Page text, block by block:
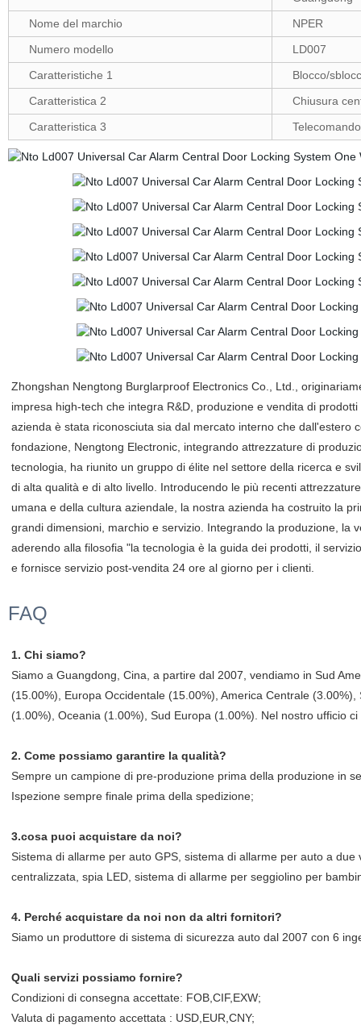
Nome del marchio
NPER
Numero modello
LD007
Caratteristiche 1
Blocco/
Caratteristica 2
Chiusura
Caratteristica 3
Zhongshan Nengtong Burglarproof Electronics Co., Ltd.,
impresa high-tech che integra R&D, produzione e vendita di
azienda è stata riconosciuta sia dal mercato interno che
fondazione, Nengtong Electronic, integrando attrezzature di
tecnologia, ha riunito un gruppo di élite nel settore della ricerca e
di alta qualità e di alto livello. Introducendo le più recenti
umana e della cultura aziendale, la nostra azienda ha costruito la
grandi dimensioni, marchio e servizio. Integrando la produzione, la
aderendo alla filosofia "la tecnologia è la guida dei prodotti, il
e fornisce servizio post-vendita 24 ore al giorno per i clienti.
FAQ
1. Chi siamo?
Siamo a Guangdong, Cina, a partire dal 2007, vendiamo in Sud
(15.00%), Europa Occidentale (15.00%), America Centrale
(1.00%), Oceania (1.00%), Sud Europa (1.00%). Nel nostro ufficio
2. Come possiamo garantire la qualità?
Sempre un campione di pre-produzione prima della produzione in
Ispezione sempre finale prima della spedizione;
3.cosapuoi acquistare da noi?
Sistema di allarme per auto GPS, sistema di allarme per auto a
centralizzata, spia LED, sistema di allarme per seggiolino per
4. Perchéacquistare da noi non da altri fornitori?
Siamo un produttore di sistema di sicurezza auto dal 2007 con 6
Quali servizi possiamo fornire?
Condizioni di consegna accettate: FOB,CIF,EXW;
Valuta di pagamento accettata : USD,EUR,CNY;